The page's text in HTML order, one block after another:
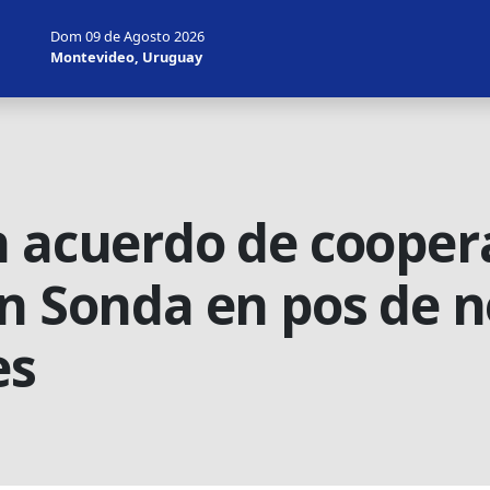
Dom 09 de Agosto 2026
Montevideo, Uruguay
de
Sonda en pos de